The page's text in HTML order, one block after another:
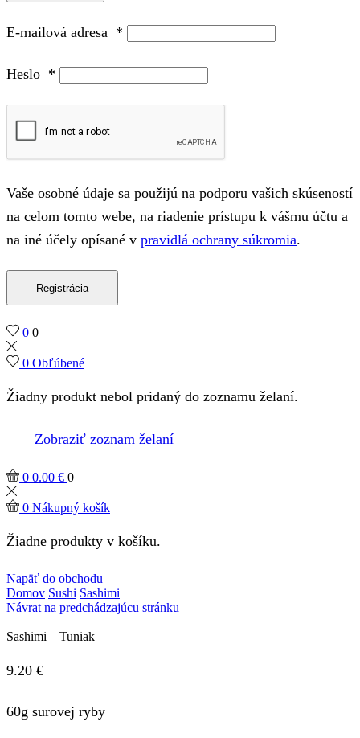
E-mailová adresa *
Heslo *
Vaše osobné údaje sa použijú na podporu vašich skúseností
na celom tomto webe, na riadenie prístupu k vášmu účtu a
na iné účely opísané v pravidlá ochrany súkromia.
Registrácia
0 0
0 Obľúbené
Žiadny produkt nebol pridaný do zoznamu želaní.
Zobraziť zoznam želaní
0 0.00 € 0
0 Nákupný košík
Žiadne produkty v košíku.
Napäť do obchodu
Domov Sushi Sashimi
Návrat na predchádzajúcu stránku
Sashimi – Tuniak
9.20 €
60g surovej ryby